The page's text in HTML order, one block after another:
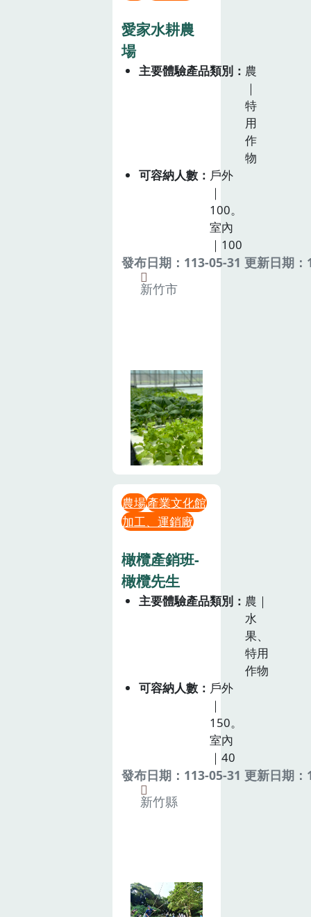
愛家水耕農
場
主要體驗產品類別
農
｜
特
用
作
物
可容納人數
戶外
｜
100。
室內
｜100
發布日期：113-05-31 更新日期
新竹市
農場產業文化館
加工、運銷廠
橄欖產銷班-
橄欖先生
主要體驗產品類別
農｜
水
果、
特用
作物
可容納人數
戶外
｜
150。
室內
｜40
發布日期：113-05-31 更新日期
新竹縣